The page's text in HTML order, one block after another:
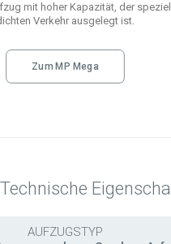
mit hoher Kapazität, der
Verkehr ausgelegt ist.
Zum MP Mega
Technische
AUFZUGSTYP